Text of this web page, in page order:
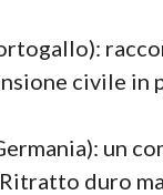
civile in
un
duro